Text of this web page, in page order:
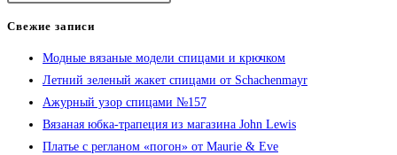
Свежие записи
Модные вязаные модели спицами и крючком
Летний зеленый жакет спицами от Schachenmayr
Ажурный узор спицами №157
Вязаная юбка-трапеция из магазина John Lewis
Платье с регланом «погон» от Maurie & Eve